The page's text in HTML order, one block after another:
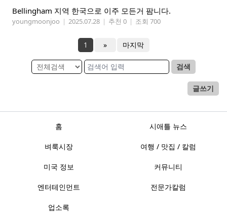
Bellingham 지역 한국으로 이주 모든거 팜니다.
youngmoonjoo | 2025.07.28 | 추천 0 | 조회 700
1 » 마지막
검색
글쓰기
홈 시애틀 뉴스
벼룩시장 여행 / 맛집 / 칼럼
미국 정보 커뮤니티
엔터테인먼트 전문가칼럼
업소록